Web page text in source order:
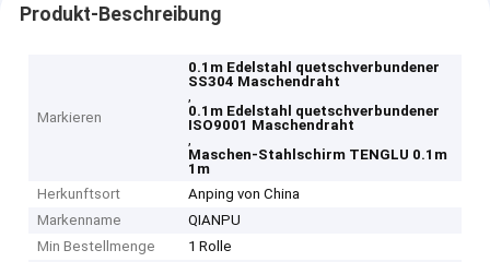
Produkt-Beschreibung
Markieren
0.1m Edelstahl quetschverbundener
SS304 Maschendraht
,
0.1m Edelstahl quetschverbundener
ISO9001 Maschendraht
,
Maschen-Stahlschirm TENGLU 0.1m
1m
Herkunftsort
Anping von China
Markenname
QIANPU
Min Bestellmenge
1 Rolle